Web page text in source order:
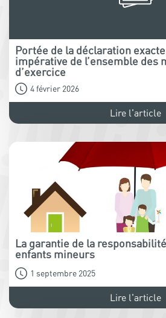
Portée de la déclaration
impérative de l’ensemble des
d’exercice
4 février 2026
Lire l'article
La garantie de la
enfants mineurs
1 septembre 2025
Lire l'article